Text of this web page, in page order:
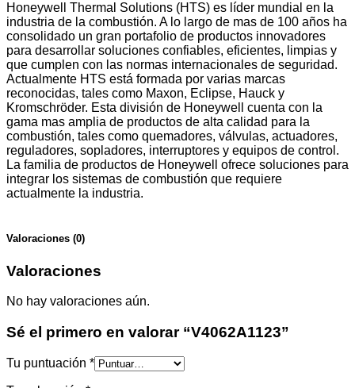
Honeywell Thermal Solutions (HTS) es líder mundial en la
industria de la combustión. A lo largo de mas de 100 años ha
consolidado un gran portafolio de productos innovadores
para desarrollar soluciones confiables, eficientes, limpias y
que cumplen con las normas internacionales de seguridad.
Actualmente HTS está formada por varias marcas
reconocidas, tales como Maxon, Eclipse, Hauck y
Kromschröder. Esta división de Honeywell cuenta con la
gama mas amplia de productos de alta calidad para la
combustión, tales como quemadores, válvulas, actuadores,
reguladores, sopladores, interruptores y equipos de control.
La familia de productos de Honeywell ofrece soluciones para
integrar los sistemas de combustión que requiere
actualmente la industria.
Valoraciones (0)
Valoraciones
No hay valoraciones aún.
Sé el primero en valorar “V4062A1123”
Tu puntuación *